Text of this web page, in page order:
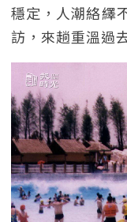
穩定，人潮絡繹
訪，來趟重溫過